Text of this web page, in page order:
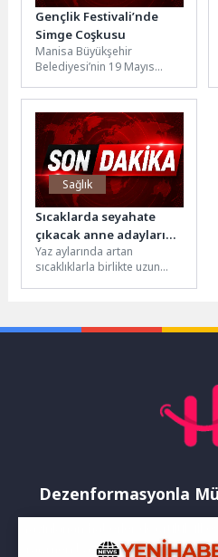
Gençlik Festivali’nde
Simge Coşkusu
Manisa Büyükşehir
Belediyesi’nin 19 Mayıs
Spor Bayramı kapsamında
düzenlediği Gençlik
Festivali’nde...
Sağlık
Sıcaklarda seyahate
çıkacak anne adayları
dikkat!
Yaz aylarında artan
sıcaklıklarla birlikte uzun
Dezenformasyonla
Yayınlanan haberler doğruluk
rağmen bazı içeriklerde eksik,